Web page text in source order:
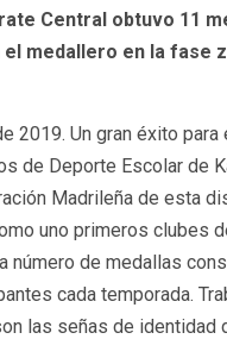
Central obtuvo 11
medallero en la fase
2019. Un gran éxito
de Deporte Escolar de
Madrileña de esta
uno primeros clubes
número de medallas
cada temporada.
las señas de identidad